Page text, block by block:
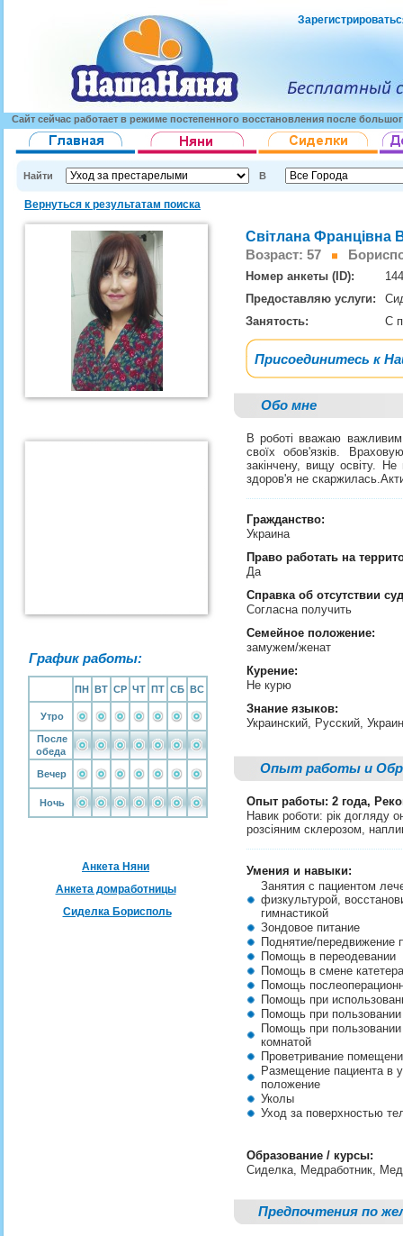
Сайт сейчас работает в режиме постепенного восстановления после
Найти В
Вернуться к результатам поиска
График работы:
ПН ВТ СР ЧТ ПТ СБ ВС
Утро
После
обеда
Вечер
Ночь
Анкета Няни
Анкета домработницы
Сиделка Борисполь
Світлана Францівна
Возраст: 57
Номер анкеты (ID):
Предоставляю услуги:
Занятость:
С
Присоединитесь к
Обо мне
В роботі вважаю важливим
своїх обов'язків.
закінчену, вищу освіту.
здоров'я не
Гражданство:
Украина
Право работать на
Да
Справка об отсутствии
Согласна получить
Семейное положение:
замужем/женат
Курение:
Не курю
Знание языков:
Украинский, Русский,
Опыт работы и
Опыт работы: 2 года,
Навик роботи: рік догляду
розсіяним склерозом,
Умения и навыки:
Занятия с пациентом
физкультурой,
гимнастикой
Зондовое питание
Поднятие/передвижение
Помощь в переодевании
Помощь в смене катетера
Помощь
Помощь при
Помощь при
Помощь при пользовании
комнатой
Проветривание
Размещение пациента в
положение
Уколы
Уход за поверхностью
Образование / курсы:
Сиделка, Медработник,
Предпочтения по